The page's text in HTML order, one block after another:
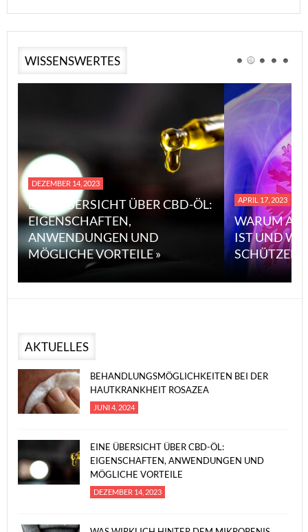
WISSENSWERTES
DEZEMBER 14, 2023
EINE ÜBERSICHT ÜBER CBD-ÖL:
EIGENSCHAFTEN,
ANWENDUNGEN UND
MÖGLICHE VORTEILE »
APRIL 17, 2023
WARUM
IST UND
SCHÜTZEN
AKTUELLES
BEHANDLUNGSMÖGLICHKEITEN BEI DER
HAUTKRANKHEIT ROSAZEA
JUNI 4, 2024
EINE ÜBERSICHT ÜBER CBD-ÖL:
EIGENSCHAFTEN, ANWENDUNGEN UND
MÖGLICHE VORTEILE
DEZEMBER 14, 2023